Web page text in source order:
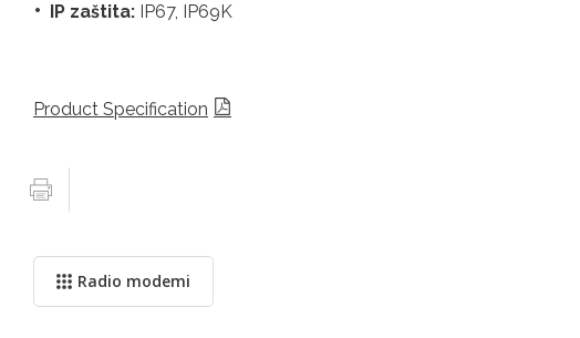
IP zaštita: IP67, IP69K
Product Specification
Radio modemi